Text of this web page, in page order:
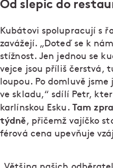
Od slepic do
Kubátovi spolupracují s
zavážejí. „Doteď se k
stížnost. Jen jednou se
vejce jsou příliš čerstvá,
loupou. Po domluvě
ve skladu,“ sdílí Petr,
karlínskou Esku. Tam
týdně, přičemž vajíčko
férová cena upevňuje